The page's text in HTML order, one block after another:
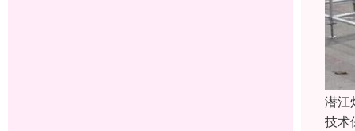
潜江
技术